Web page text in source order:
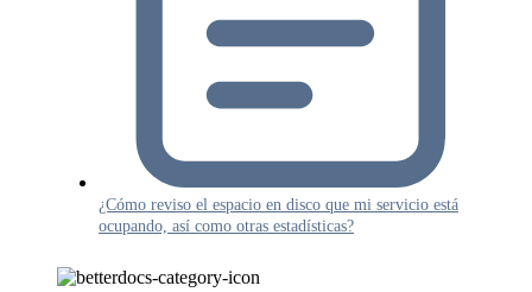
¿Cómo reviso el espacio en disco que mi servicio está
ocupando, así como otras estadísticas?